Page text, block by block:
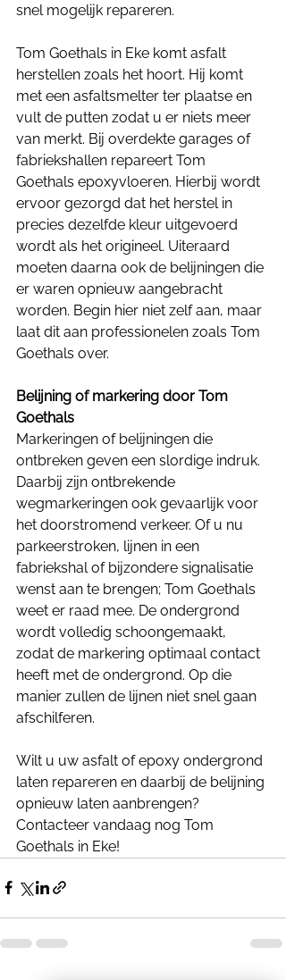
snel mogelijk repareren.
Tom Goethals in Eke komt asfalt
herstellen zoals het hoort. Hij komt
met een asfaltsmelter ter plaatse en
vult de putten zodat u er niets meer
van merkt. Bij overdekte garages of
fabriekshallen repareert Tom
Goethals epoxyvloeren. Hierbij wordt
ervoor gezorgd dat het herstel in
precies dezelfde kleur uitgevoerd
wordt als het origineel. Uiteraard
moeten daarna ook de belijningen die
er waren opnieuw aangebracht
worden. Begin hier niet zelf aan, maar
laat dit aan professionelen zoals Tom
Goethals over.
Belijning of markering door Tom
Goethals
Markeringen of belijningen die
ontbreken geven een slordige indruk.
Daarbij zijn ontbrekende
wegmarkeringen ook gevaarlijk voor
het doorstromend verkeer. Of u nu
parkeerstroken, lijnen in een
fabriekshal of bijzondere signalisatie
wenst aan te brengen; Tom Goethals
weet er raad mee. De ondergrond
wordt volledig schoongemaakt,
zodat de markering optimaal contact
heeft met de ondergrond. Op die
manier zullen de lijnen niet snel gaan
afschilferen.
Wilt u uw asfalt of epoxy ondergrond
laten repareren en daarbij de belijning
opnieuw laten aanbrengen?
Contacteer vandaag nog Tom
Goethals in Eke!